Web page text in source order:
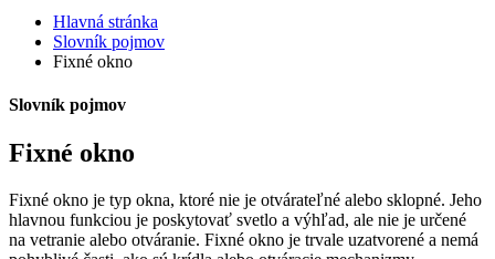
Hlavná stránka
Slovník pojmov
Fixné okno
Slovník pojmov
Fixné okno
Fixné okno je typ okna, ktoré nie je otvárateľné alebo sklopné. Jeho
hlavnou funkciou je poskytovať svetlo a výhľad, ale nie je určené
na vetranie alebo otváranie. Fixné okno je trvale uzatvorené a nemá